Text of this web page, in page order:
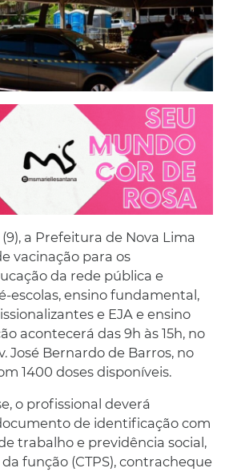
a Prefeitura de Nova Lima
vacinação para os
da rede pública e
escolas, ensino fundamental,
e EJA e ensino
acontecerá das 9h às 15h, no
José Bernardo de Barros, no
1400 doses disponíveis.
o profissional deverá
de identificação com
trabalho e previdência social,
função (CTPS), contracheque